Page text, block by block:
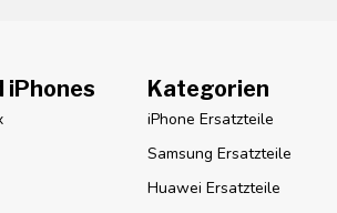
iPhones Kategorien
iPhone Ersatzteile
Samsung Ersatzteile
Huawei Ersatzteile